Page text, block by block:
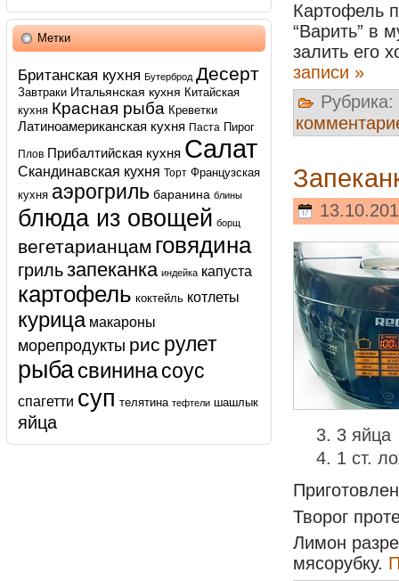
Метки
Британская кухня Бутерброд Десерт
Завтраки Итальянская кухня Китайская
кухня Красная рыба Креветки
Латиноамериканская кухня Паста Пирог
Плов Прибалтийская кухня Салат
Скандинавская кухня Торт Французская
кухня аэрогриль баранина блины
блюда из овощей борщ
вегетарианцам говядина
грильзапеканка индейка капуста
картофель коктейль котлеты
курица макароны
морепродукты рис рулет
рыбасвининасоус
спагетти суп телятина тефтели шашлык
яйца
Картофель
“Варить” в
залить его
записи »
Рубрика:
3 яйца
1 ст.
Творог
Лимон
мясорубку.